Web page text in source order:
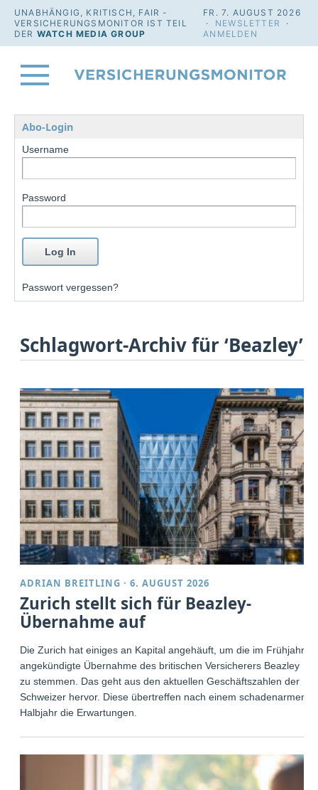
UNABHÄNGIG, KRITISCH, FAIR -
VERSICHERUNGSMONITOR IST TEIL
DER WATCH MEDIA GROUP
FR. 7. AUGUST 2026
· NEWSLETTER
·
ANMELDEN
Abo-Login
Username
Password
Passwort vergessen?
Schlagwort-Archiv für ‘Beazley’
ADRIAN BREITLING ·6. AUGUST 2026
Zurich stellt sich für Beazley-
Übernahme auf
Die Zurich hat einiges an Kapital angehäuft, um die im Frühjahr
angekündigte Übernahme des britischen Versicherers Beazley
zu stemmen. Das geht aus den aktuellen Geschäftszahlen der
Schweizer hervor. Diese übertreffen nach einem schadenarmen
Halbjahr die Erwartungen.